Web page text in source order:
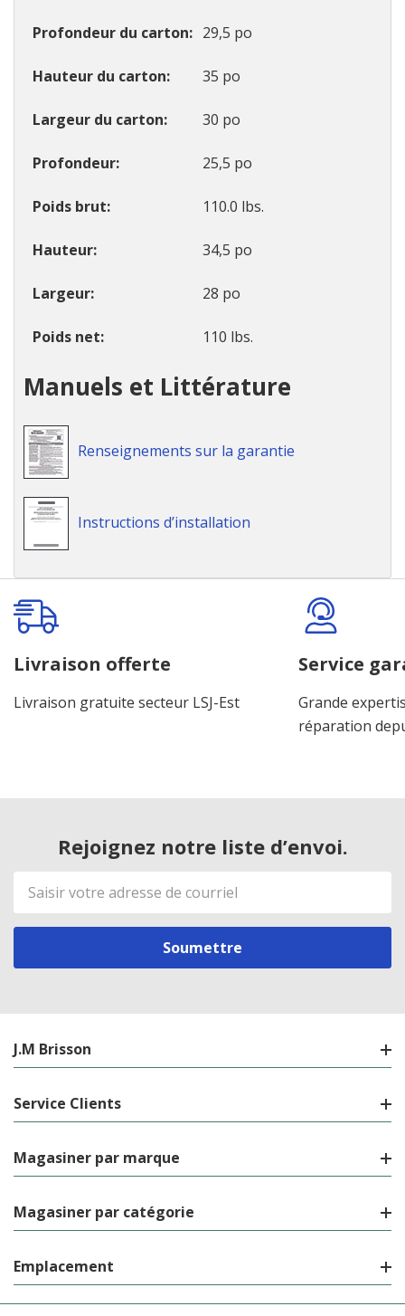
Profondeur du carton 29,5 po
Hauteur du carton 35 po
Largeur du carton 30 po
Profondeur 25,5 po
Poids brut 110.0 lbs.
Hauteur 34,5 po
Largeur 28 po
Poids net 110 lbs.
Manuels et Littérature
Renseignements sur la garantie
Instructions d’installation
Onglet
personnalisé
Livraison offerte
Livraison gratuite secteur LSJ-Est
Service
Grande
réparation
Rejoignez notre liste d’envoi.
Adresse
de
courriel
J.M Brisson
Service Clients
Magasiner par marque
Magasiner par catégorie
Emplacement